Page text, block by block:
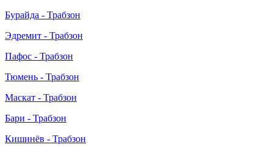
Бурайда - Трабзон
Эдремит - Трабзон
Пафос - Трабзон
Тюмень - Трабзон
Маскат - Трабзон
Бари - Трабзон
Кишинёв - Трабзон